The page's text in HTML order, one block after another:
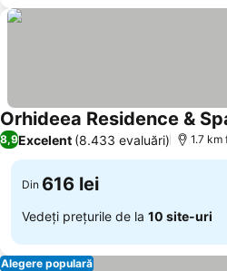
Orhideea Residence &
8,9Excelent (8.433 evaluări) 1.7 km
Din 616 lei
Vedeți prețurile de la 10 site-uri
Alegere populară